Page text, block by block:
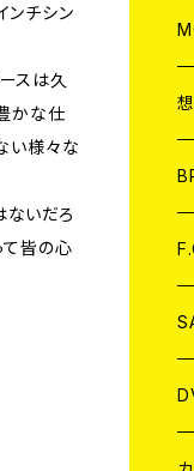
ンチシン
スは久
かな仕
い様々な
ないだろ
て皆の心